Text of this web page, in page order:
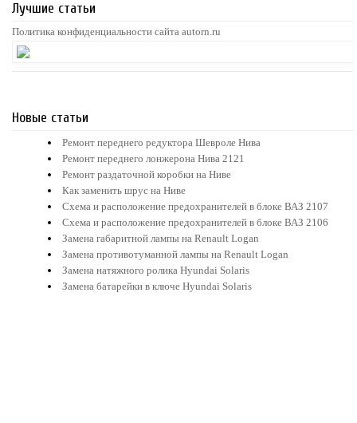
Лучшие статьи
Политика конфиденциальности сайта autorn.ru
Новые статьи
Ремонт переднего редуктора Шевроле Нива
Ремонт переднего лонжерона Нива 2121
Ремонт раздаточной коробки на Ниве
Как заменить шрус на Ниве
Схема и расположение предохранителей в блоке ВАЗ 2107
Схема и расположение предохранителей в блоке ВАЗ 2106
Замена габаритной лампы на Renault Logan
Замена противотуманной лампы на Renault Logan
Замена натяжного ролика Hyundai Solaris
Замена батарейки в ключе Hyundai Solaris